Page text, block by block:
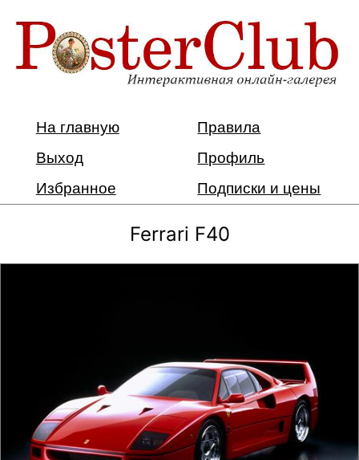
На главную
Правила
Выход
Профиль
Избранное
Подписки и цены
Ferrari F40